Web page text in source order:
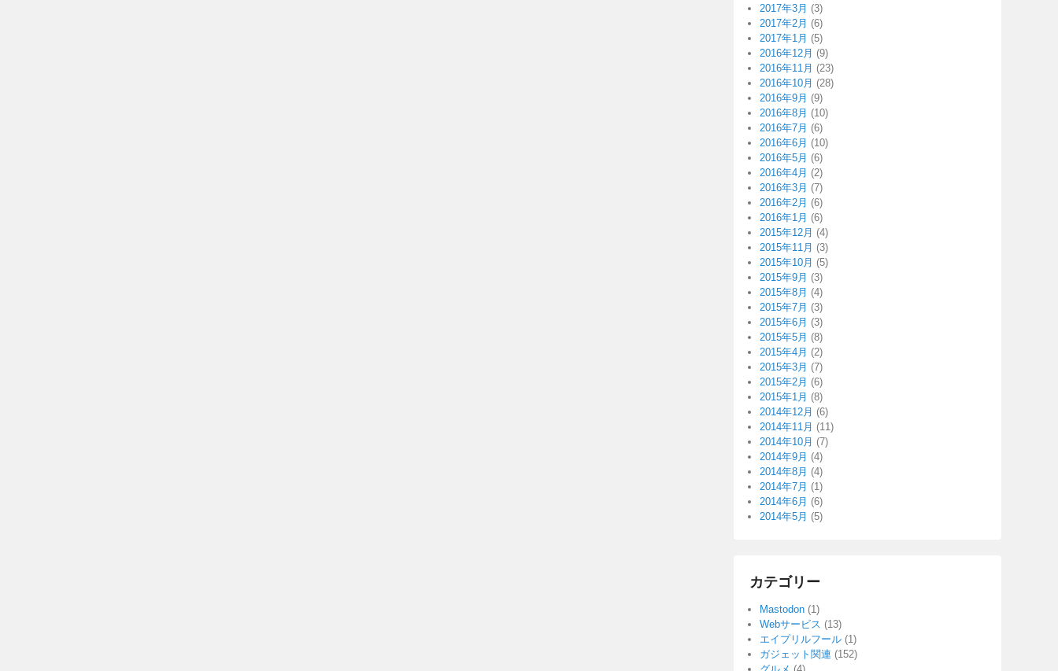
2017年3月 (3)
2017年2月 (6)
2017年1月 (5)
2016年12月 (9)
2016年11月 (23)
2016年10月 (28)
2016年9月 (9)
2016年8月 (10)
2016年7月 (6)
2016年6月 (10)
2016年5月 (6)
2016年4月 (2)
2016年3月 (7)
2016年2月 (6)
2016年1月 (6)
2015年12月 (4)
2015年11月 (3)
2015年10月 (5)
2015年9月 (3)
2015年8月 (4)
2015年7月 (3)
2015年6月 (3)
2015年5月 (8)
2015年4月 (2)
2015年3月 (7)
2015年2月 (6)
2015年1月 (8)
2014年12月 (6)
2014年11月 (11)
2014年10月 (7)
2014年9月 (4)
2014年8月 (4)
2014年7月 (1)
2014年6月 (6)
2014年5月 (5)
カテゴリー
Mastodon (1)
Webサービス (13)
エイプリルフール (1)
ガジェット関連 (152)